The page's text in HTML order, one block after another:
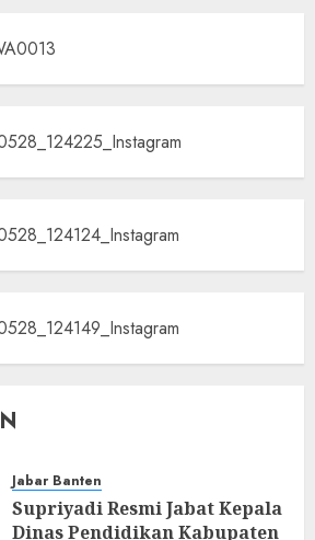
Jabar Banten
Supriyadi Resmi Jabat Kepala
Dinas Pendidikan Kabupaten